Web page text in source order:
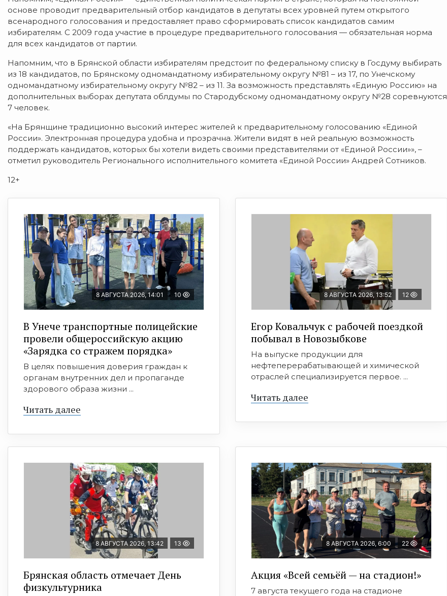
основе проводит предварительный отбор кандидатов в депутаты всех уровней путем открытого
всенародного голосования и предоставляет право сформировать список кандидатов самим
избирателям. С 2009 года участие в процедуре предварительного голосования — обязательная норма
для всех кандидатов от партии.
Напомним, что в Брянской области избирателям предстоит по федеральному списку в Госдуму выбирать
из 18 кандидатов, по Брянскому одномандатному избирательному округу №81 – из 17, по Унечскому
одномандатному избирательному округу №82 – из 11. За возможность представлять «Единую Россию» на
дополнительных выборах депутата облдумы по Стародубскому одномандатному округу №28 соревнуются
7 человек.
«На Брянщине традиционно высокий интерес жителей к предварительному голосованию «Единой
России». Электронная процедура удобна и прозрачна. Жители видят в ней реальную возможность
поддержать кандидатов, которых бы хотели видеть своими представителями от «Единой России»», –
отметил руководитель Регионального исполнительного комитета «Единой России» Андрей Сотников.
12+
8 АВГУСТА 2026, 14:01 10
В Унече транспортные полицейские
провели общероссийскую акцию
«Зарядка со стражем порядка»
В целях повышения доверия граждан к
органам внутренних дел и пропаганде
здорового образа жизни ...
Читать далее
8 АВГУСТА 2026, 13:52 12
Егор Ковальчук с рабочей поездкой
побывал в Новозыбкове
На выпуске продукции для
нефтеперерабатывающей и химической
отраслей специализируется первое. ...
Читать далее
8 АВГУСТА 2026, 13:42 13
Брянская область отмечает День
физкультурника
8 АВГУСТА 2026, 6:00 22
Акция «Всей семьёй — на стадион!»
7 августа текущего года на стадионе